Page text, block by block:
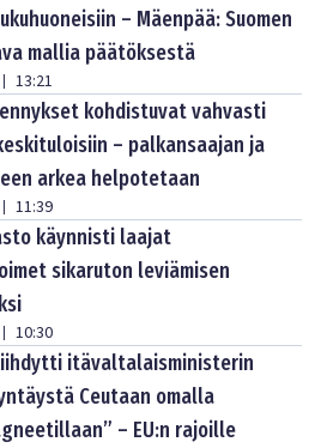
– Mäenpää: Suomen
mallia päätöksestä
| 13:21
kohdistuvat vahvasti
– palkansaajan ja
arkea helpotetaan
| 11:39
käynnisti laajat
sikaruton leviämisen
| 10:30
itävaltalaisministerin
Ceutaan omalla
– EU:n rajoille